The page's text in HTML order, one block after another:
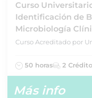
Curso
Identificación de
Microbiología
Curso Acreditado por
50 horas 2
Más info